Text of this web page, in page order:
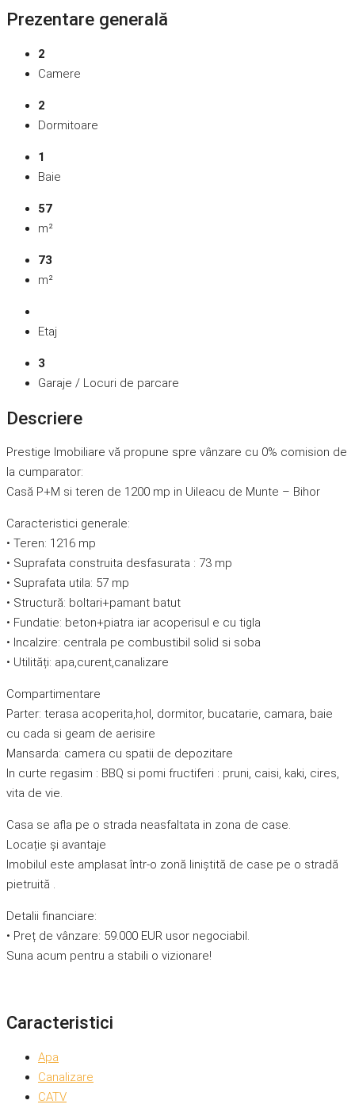
Prezentare generală
2
Camere
2
Dormitoare
1
Baie
57
m²
73
m²
Etaj
3
Garaje / Locuri de parcare
Descriere
Prestige Imobiliare vă propune spre vânzare cu 0% comision de
la cumparator:
Casă P+M si teren de 1200 mp in Uileacu de Munte – Bihor
Caracteristici generale:
• Teren: 1216 mp
• Suprafata construita desfasurata : 73 mp
• Suprafata utila: 57 mp
• Structură: boltari+pamant batut
• Fundatie: beton+piatra iar acoperisul e cu tigla
• Incalzire: centrala pe combustibil solid si soba
• Utilități: apa,curent,canalizare
Compartimentare
Parter: terasa acoperita,hol, dormitor, bucatarie, camara, baie
cu cada si geam de aerisire
Mansarda: camera cu spatii de depozitare
In curte regasim : BBQ si pomi fructiferi : pruni, caisi, kaki, cires,
vita de vie.
Casa se afla pe o strada neasfaltata in zona de case.
Locație și avantaje
Imobilul este amplasat într-o zonă liniștită de case pe o stradă
pietruită .
Detalii financiare:
• Preț de vânzare: 59.000 EUR usor negociabil.
Suna acum pentru a stabili o vizionare!
Caracteristici
Apa
Canalizare
CATV